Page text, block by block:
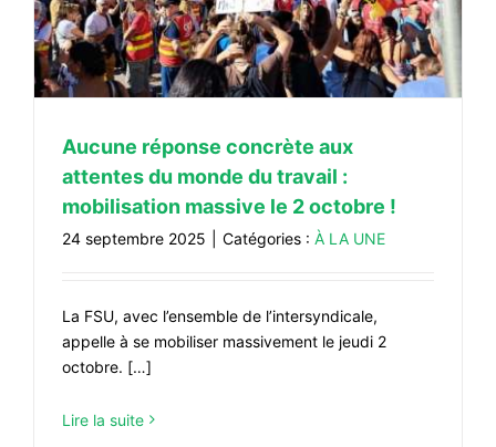
#VOS ÉLUES
#FORMATION
#ÉLECTIONS
#MÉDIAS
#DÉBATS
#ARCHIVES
Aucune réponse concrète aux
attentes du monde du travail :
mobilisation massive le 2 octobre !
24 septembre 2025 Catégories : À LA UNE
La FSU, avec l’ensemble de l’intersyndicale,
appelle à se mobiliser massivement le jeudi 2
octobre. […]
Lire la suite